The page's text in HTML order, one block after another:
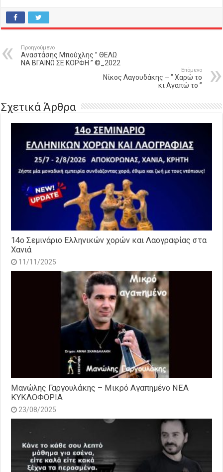
Προηγούμενο
Αναστάσης Μπούχλης ” ΘΕΛΩ
ΝΑ ΒΓΑΙΝΩ ΣΕ ΚΟΡΦΗ ” ©_2022
Επόμενο
Νίκος Λαγουδάκης – ” Χαρώ το
κι Αγαπώ το ”
Σχετικά Άρθρα
14o Σεμινάριο Ελληνικών χορών και Λαογραφίας στα
Χανιά
11/11/2025
Μανώλης Γαργουλάκης – Μικρό Αγαπημένο NEΑ
ΚΥΚΛΟΦΟΡΙΑ
23/08/2025